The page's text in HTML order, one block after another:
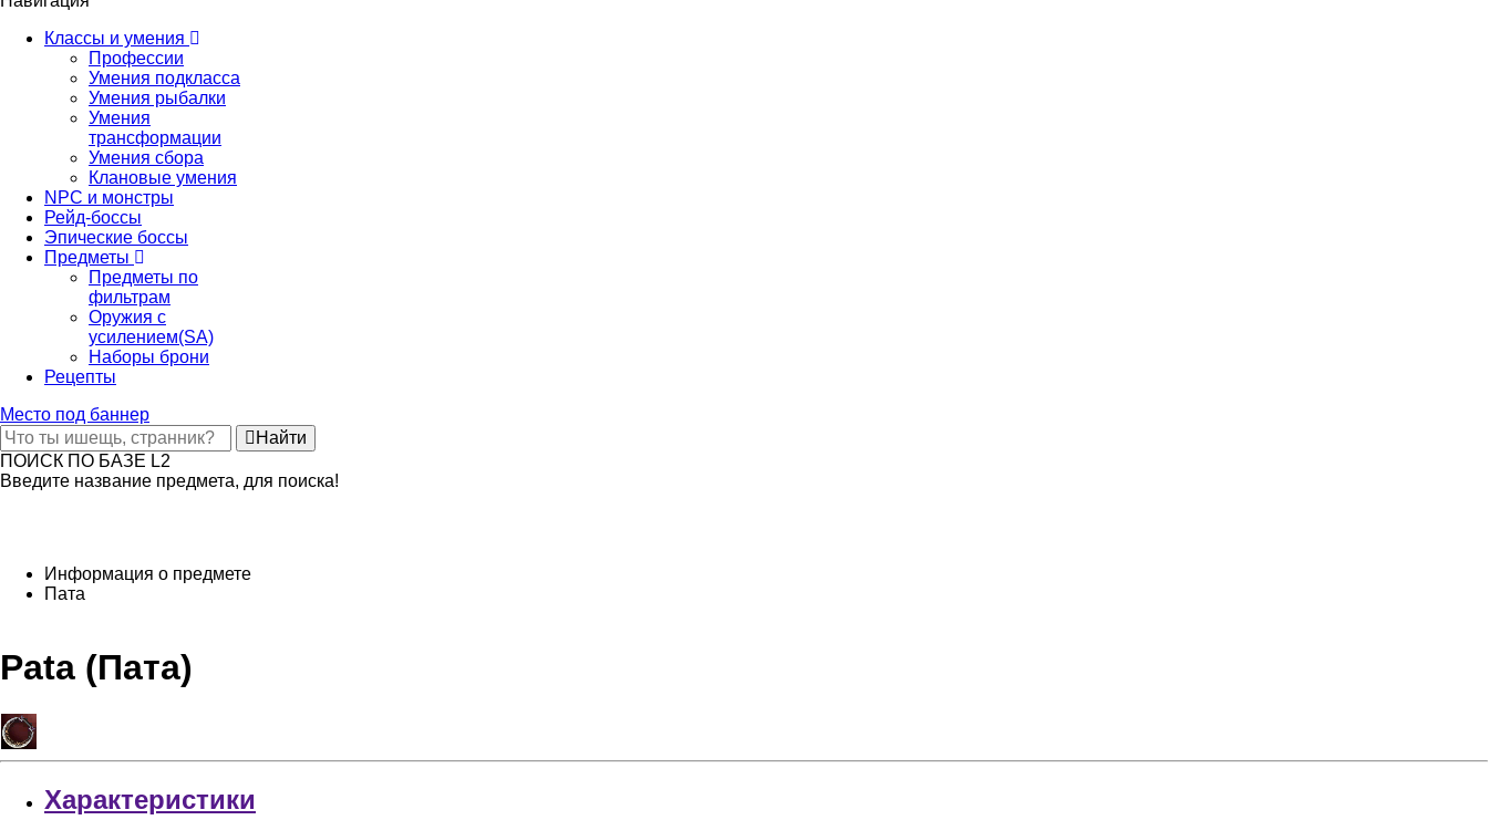
Классы и умения
Профессии
Умения подкласса
Умения рыбалки
Умения
трансформации
Умения сбора
Клановые умения
NPC и монстры
Рейд-боссы
Эпические боссы
Предметы
Предметы по
фильтрам
Оружия с
усилением(SA)
Наборы брони
Рецепты
Место под баннер
Найти
ПОИСК ПО БАЗЕ L2
Введите название предмета, для поиска!
Информация о предмете
Пата
Pata (Пата)
Характеристики